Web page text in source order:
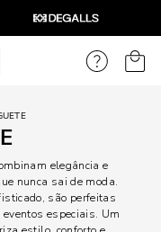
elegância e
nunca sai de moda.
são perfeitas
especiais. Um